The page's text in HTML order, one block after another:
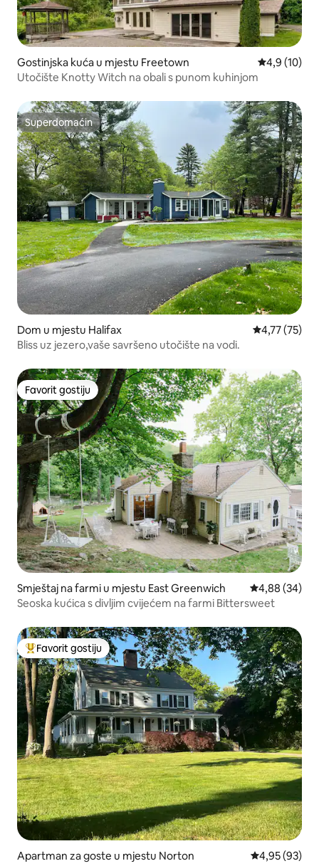
Gostinjska kuća u mjestu Freetown Prosječna
4,9 (10)
Utočište Knotty Witch na obali s punom kuhinjom
Superdomaćin
Superdomaćin
Dom u mjestu Halifax Prosječna
4,77 (75)
Bliss uz jezero,vaše savršeno utočište na vodi.
Favorit gostiju
Favorit gostiju
Smještaj na farmi u mjestu East Greenwich Prosječna
4,88 (34)
Seoska kućica s divljim cvijećem na farmi Bittersweet
Glavni favorit gostiju
Favorit gostiju
Apartman za goste u mjestu Norton Prosječna
4,95 (93)